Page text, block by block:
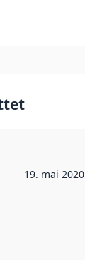
vart
av
ha
19. mai 2020